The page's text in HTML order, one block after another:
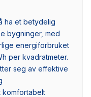
ha et betydelig
bygninger, med
energiforbruket
per kvadratmeter.
seg av effektive
komfortabelt